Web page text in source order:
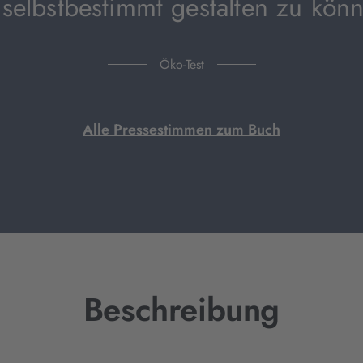
Öko-Test
Alle Pressestimmen zum Buch
Beschreibung